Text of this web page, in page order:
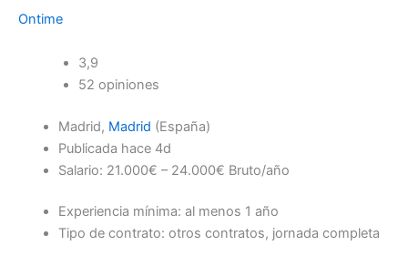
Ontime
3,9
52 opiniones
Madrid, Madrid (España)
Publicada hace 4d
Salario: 21.000€ – 24.000€ Bruto/año
Experiencia mínima: al menos 1 año
Tipo de contrato: otros contratos, jornada completa